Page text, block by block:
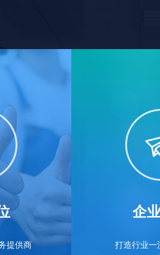
training, and technical support. It
and development, and
practical 3D digital platform solution
on SOLIDWORKS, as well as
and consulting.
skilled, and precisely divided
aiming to provide integrated 3D R&D
simulation, processing, project
provided professional and complete
to numerous clients, and what you need
提供商
企
打造行业一